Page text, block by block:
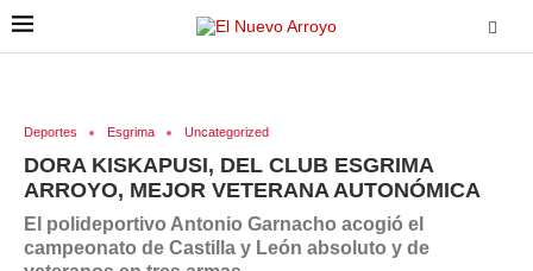
Deportes Esgrima Uncategorized
DORA KISKAPUSI, DEL CLUB ESGRIMA
ARROYO, MEJOR VETERANA AUTONÓMICA
El polideportivo Antonio Garnacho acogió el
campeonato de Castilla y León absoluto y de